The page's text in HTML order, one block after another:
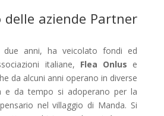
aziende Partner
anni, ha veicolato fondi ed
italiane, Flea Onlus e
da alcuni anni operano in diverse
e da tempo si adoperano per la
nel villaggio di Manda. Si